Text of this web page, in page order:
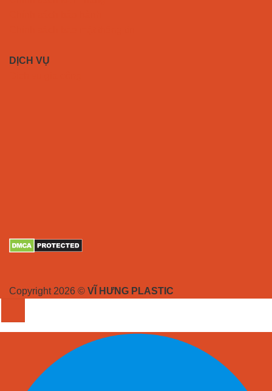
DỊCH VỤ
Copyright 2026 © VĨ HƯNG PLASTIC